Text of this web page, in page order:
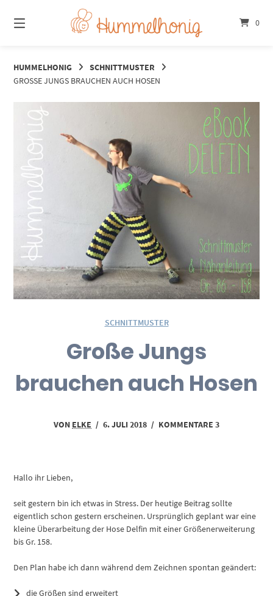
zum
Inhalt
0
HUMMELHONIG
SCHNITTMUSTER
GROSSE JUNGS BRAUCHEN AUCH HOSEN
SCHNITTMUSTER
Große Jungs
brauchen auch Hosen
VON ELKE / 6. JULI 2018 / KOMMENTARE 3
Hallo ihr Lieben,
seit gestern bin ich etwas in Stress. Der heutige Beitrag sollte
eigentlich schon gestern erscheinen. Ursprünglich geplant war eine
kleine Überarbeitung der Hose Delfin mit einer Größenerweiterung
bis Gr. 158.
Den Plan habe ich dann während dem Zeichnen spontan geändert:
die Größen sind erweitert